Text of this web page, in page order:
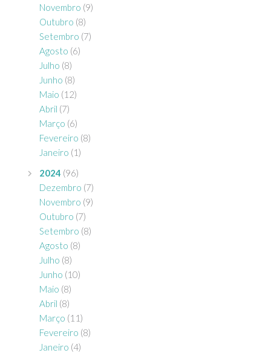
Novembro (9)
Outubro (8)
Setembro (7)
Agosto (6)
Julho (8)
Junho (8)
Maio (12)
Abril (7)
Março (6)
Fevereiro (8)
Janeiro (1)
2024 (96)
Dezembro (7)
Novembro (9)
Outubro (7)
Setembro (8)
Agosto (8)
Julho (8)
Junho (10)
Maio (8)
Abril (8)
Março (11)
Fevereiro (8)
Janeiro (4)